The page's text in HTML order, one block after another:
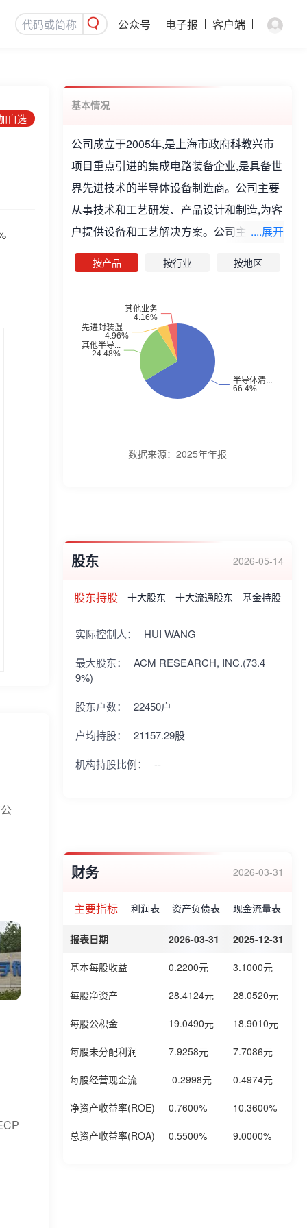
公众号 电子报 客户端
自选
基本情况
公司成立于2005年,是上海市政府科教兴市
项目重点引进的集成电路装备企业,是具备世
界先进技术的半导体设备制造商。公司主要
从事技术和工艺研发、产品设计和制造,为客
户提供设备和工艺解决方案。公司主要产品
为前道半导体工艺设备,包括清洗设备、半导
体电镀设备、立式炉管系列设备、涂胶显影
PECVD设备、无应力抛光设备;后道晶圆级
先进封装工艺设备、面板级先进封装设备;以
及硅材料衬底制造工艺设备等。公司连续多
年被评为“中国半导体设备五强企业”,入选首
2021年度上海集成电路企业半导体设备业销
级“专精特新小巨人企业”、上海市企业技术
中心;荣获浦东新区川沙新镇人民政府“2022
....展开
按产品 按行业 按地区
数据来源： 2025年年报
股东 2026-05-14
股东持股 十大股东 十大流通股东 基金持股
实际控制人：
HUI WANG
最大股东：
ACM RESEARCH, INC.(73.4
9%)
股东户数：
22450户
户均持股：
21157.29股
机构持股比例：
--
财务 2026-03-31
主要指标 利润表 资产负债表 现金流量表
报表日期 2026-03-31 2025-12-31
基本每股收益 0.2200元 3.1000元
每股净资产 28.4124元 28.0520元
每股公积金 19.0490元 18.9010元
每股未分配利润 7.9258元 7.7086元
每股经营现金流 -0.2998元 0.4974元
净资产收益率(ROE) 0.7600% 10.3600%
总资产收益率(ROA) 0.5500% 9.0000%